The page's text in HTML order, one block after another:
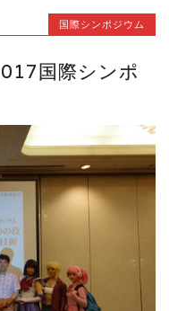
国際シンポジウム
国際シンポ